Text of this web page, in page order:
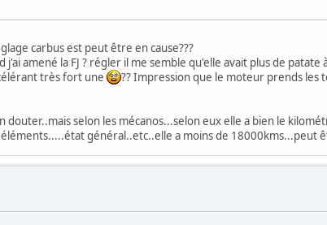
carbus est peut être en cause???
amené la FJ ? régler il me semble qu'elle avait plus de patate
très fort une
?? Impression que le moteur prends les
douter..mais selon les mécanos...selon eux elle a bien le
général..etc..elle a moins de 18000kms...peut